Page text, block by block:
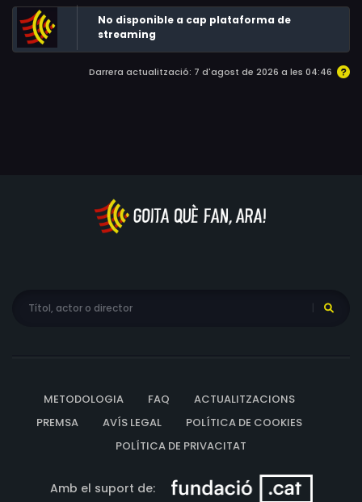
física Wafaa Khater, la nedadora olímpica Sabine
Hazboun, la maratonista Diala Isid i la professora de
ioga Eilda Zaghmout són quatre dones que generen
benestar desafiant una opressió implacable, recorrent
No disponible a cap plataforma de
streaming
Darrera actualització: 7 d'agost de 2026 a les 04:46
METODOLOGIA FAQ
ACTUALITZACIONS
PREMSA
AVÍS LEGAL
POLÍTICA DE COOKIES
POLÍTICA DE PRIVACITAT
Amb el suport de: